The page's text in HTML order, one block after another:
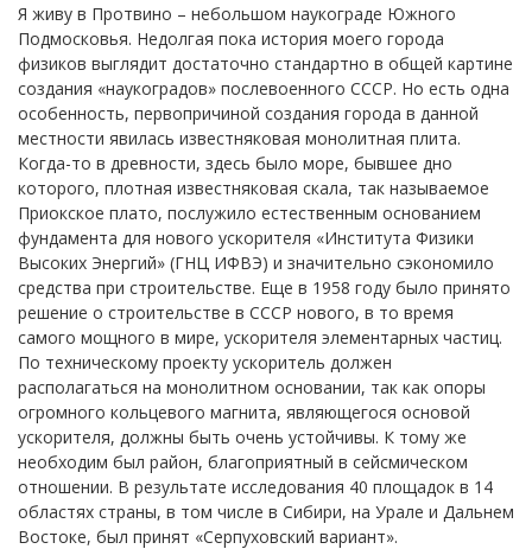
Я живу в Протвино – небольшом наукограде Южного
Подмосковья. Недолгая пока история моего города
физиков выглядит достаточно стандартно в общей картине
создания «наукоградов» послевоенного СССР. Но есть одна
особенность, первопричиной создания города в данной
местности явилась известняковая монолитная плита.
Когда-то в древности, здесь было море, бывшее дно
которого, плотная известняковая скала, так называемое
Приокское плато, послужило естественным основанием
фундамента для нового ускорителя «Института Физики
Высоких Энергий» (ГНЦ ИФВЭ) и значительно сэкономило
средства при строительстве. Еще в 1958 году было принято
решение о строительстве в СССР нового, в то время
самого мощного в мире, ускорителя элементарных частиц.
По техническому проекту ускоритель должен
располагаться на монолитном основании, так как опоры
огромного кольцевого магнита, являющегося основой
ускорителя, должны быть очень устойчивы. К тому же
необходим был район, благоприятный в сейсмическом
отношении. В результате исследования 40 площадок в 14
областях страны, в том числе в Сибири, на Урале и Дальнем
Востоке, был принят «Серпуховский вариант».